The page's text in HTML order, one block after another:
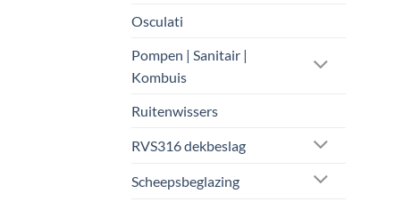
Osculati
Pompen | Sanitair |
Kombuis
Ruitenwissers
RVS316 dekbeslag
Scheepsbeglazing